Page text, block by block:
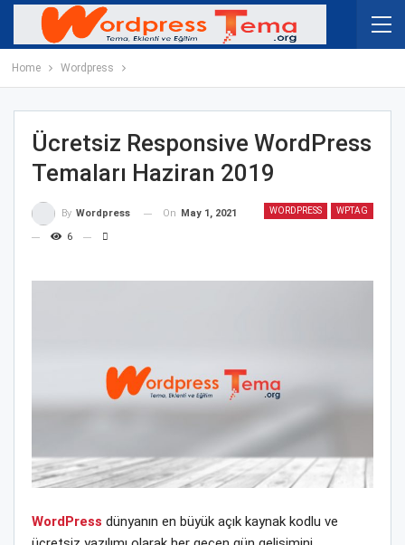
Home Wordpress
Ücretsiz Responsive WordPress
Temaları Haziran 2019
WORDPRESS WPTAG
By Wordpress On May 1, 2021
6
WordPress dünyanın en büyük açık kaynak kodlu ve